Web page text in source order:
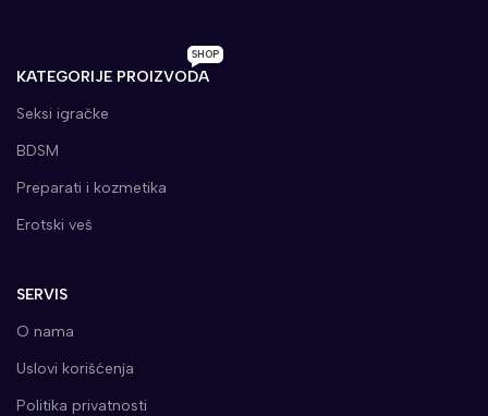
KATEGORIJE PROIZVODA
SHOP
Seksi igračke
BDSM
Preparati i kozmetika
Erotski veš
SERVIS
O nama
Uslovi korišćenja
Politika privatnosti